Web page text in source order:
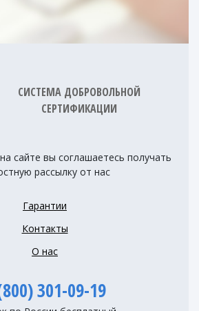
СИСТЕМА ДОБРОВОЛЬНОЙ
СЕРТИФИКАЦИИ
сайте вы соглашаетесь получать
рассылку от нас
Гарантии
Контакты
О нас
301-09-19